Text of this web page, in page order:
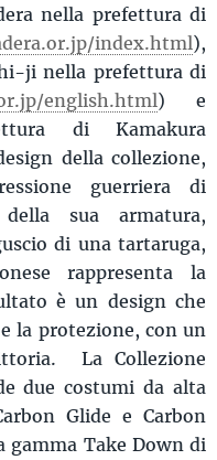
nella prefettura di
index.html),
ji nella prefettura di
english.html) e
di Kamakura
della collezione,
guerriera di
sua armatura,
di una tartaruga,
rappresenta la
è un design che
la protezione, con un
La Collezione
due costumi da alta
Glide e Carbon
gamma Take Down di